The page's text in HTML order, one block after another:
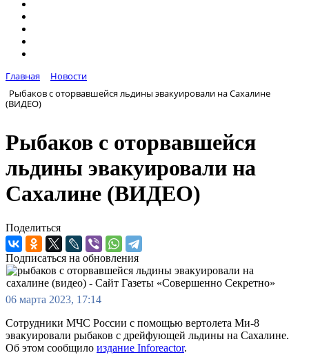
Главная
Новости
Рыбаков с оторвавшейся льдины эвакуировали на Сахалине
(ВИДЕО)
Рыбаков с оторвавшейся
льдины эвакуировали на
Сахалине (ВИДЕО)
Поделиться
Подписаться на обновления
06 марта 2023, 17:14
Сотрудники МЧС России с помощью вертолета Ми-8
эвакуировали рыбаков с дрейфующей льдины на Сахалине.
Об этом сообщило издание Inforeactor.